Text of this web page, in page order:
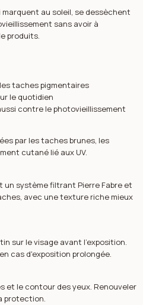
au soleil, se dessèchent
sans avoir à
produits.
taches pigmentaires
le quotidien
contre le photovieillissement
par les taches brunes, les
cutané lié aux UV.
un système filtrant Pierre Fabre et
avec une texture riche mieux
sur le visage avant l'exposition.
cas d'exposition prolongée.
et le contour des yeux. Renouveler
protection.